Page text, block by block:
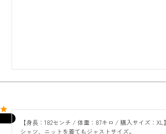
【身長：182センチ / 体重：87キロ / 購入サイズ：XL】
シャツ、ニットを着てもジャストサイズ。